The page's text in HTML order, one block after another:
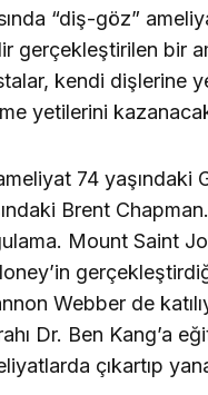
“diş-göz”
gerçekleştirilen bir
kendi dişlerine
yetilerini
74 yaşındaki
Brent
Mount Saint
Webber de
Dr. Ben Kang’a
çıkartıp